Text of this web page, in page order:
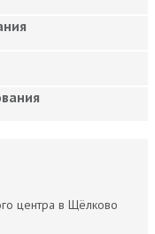
центра в Щёлково